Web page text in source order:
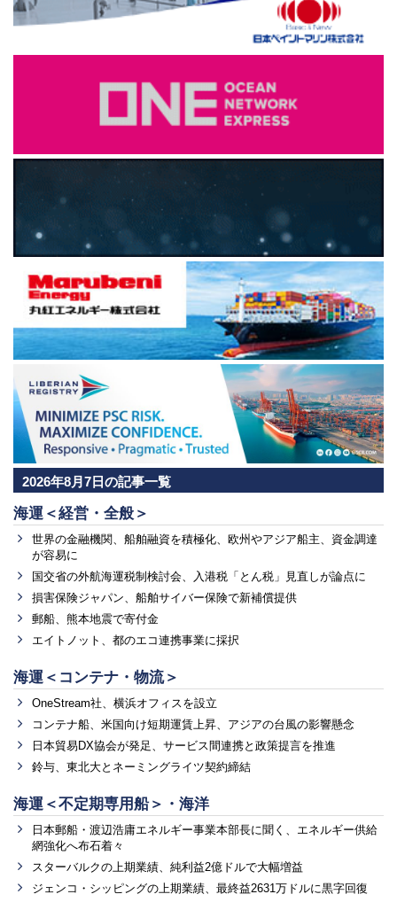
2026年8月7日の記事一覧
海運＜経営・全般＞
世界の金融機関、船舶融資を積極化、欧州やアジア船主、資金調達
が容易に
国交省の外航海運税制検討会、入港税「とん税」見直しが論点に
損害保険ジャパン、船舶サイバー保険で新補償提供
郵船、熊本地震で寄付金
エイトノット、都のエコ連携事業に採択
海運＜コンテナ・物流＞
OneStream社、横浜オフィスを設立
コンテナ船、米国向け短期運賃上昇、アジアの台風の影響懸念
日本貿易DX協会が発足、サービス間連携と政策提言を推進
鈴与、東北大とネーミングライツ契約締結
海運＜不定期専用船＞・海洋
日本郵船・渡辺浩庸エネルギー事業本部長に聞く、エネルギー供給
網強化へ布石着々
スターバルクの上期業績、純利益2億ドルで大幅増益
ジェンコ・シッピングの上期業績、最終益2631万ドルに黒字回復